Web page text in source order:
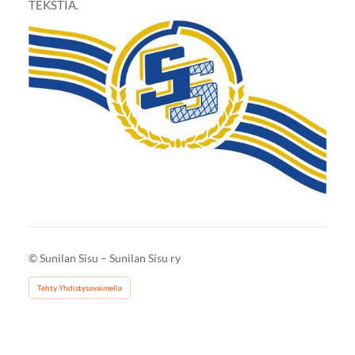
TEKSTIÄ.
©Sunilan Sisu – Sunilan Sisu ry
Tehty Yhdistysavaimella